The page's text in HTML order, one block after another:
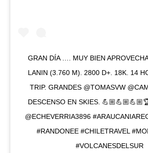
GRAN DÍA …. MUY BIEN
LANIN (3.760 M). 2800 D+. 18K. 14
TRIP. GRANDES @TOMASVW
DESCENSO EN SKIES.
@ECHEVERRIA3896
#RANDONEE #CHILETRAVEL
#VOLCANESDELSUR